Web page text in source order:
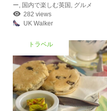
ー, 国内で楽しむ英国 , グルメ
282 views
UK Walker
トラベル